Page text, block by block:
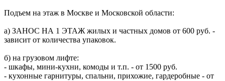
Подъем на этаж в Москве и Московской области:
а) ЗАНОС НА 1 ЭТАЖ жилых и частных домов от 600 руб. -
зависит от количества упаковок.
б) на грузовом лифте:
- шкафы, мини-кухни, комоды и т.п. - от 1500 руб.
- кухонные гарнитуры, спальни, прихожие, гардеробные - от